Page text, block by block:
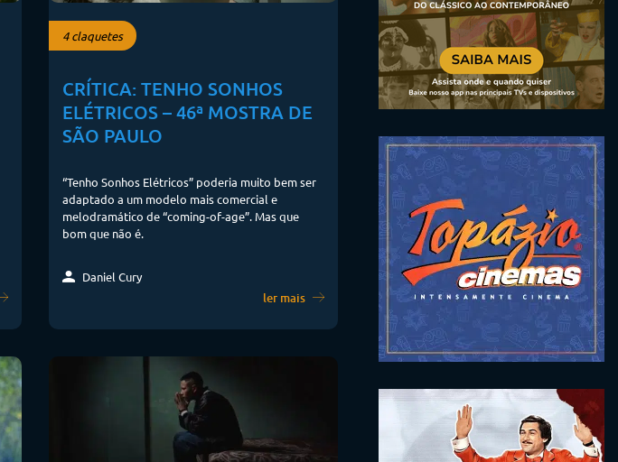
4 claquetes
CRÍTICA: TENHO SONHOS
ELÉTRICOS – 46ª MOSTRA DE
SÃO PAULO
“Tenho Sonhos Elétricos” poderia muito bem ser
adaptado a um modelo mais comercial e
melodramático de “coming-of-age”. Mas que
bom que não é.
Daniel Cury
ler mais